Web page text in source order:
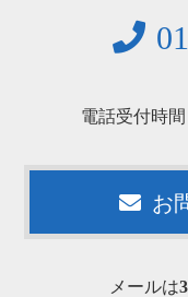
電話受付時間
お
メールは